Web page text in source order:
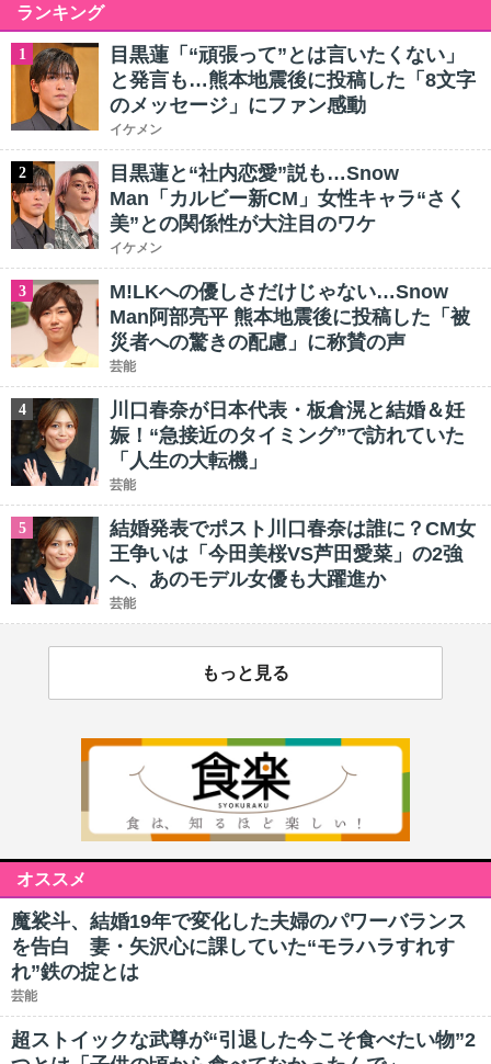
ランキング
1
目黒蓮「“頑張って”とは言いたくない」
と発言も…熊本地震後に投稿した「8文字
のメッセージ」にファン感動
イケメン
2
目黒蓮と“社内恋愛”説も…Snow
Man「カルビー新CM」女性キャラ“さく
美”との関係性が大注目のワケ
イケメン
3
M!LKへの優しさだけじゃない…Snow
Man阿部亮平 熊本地震後に投稿した「被
災者への驚きの配慮」に称賛の声
芸能
4
川口春奈が日本代表・板倉滉と結婚＆妊
娠！“急接近のタイミング”で訪れていた
「人生の大転機」
芸能
5
結婚発表でポスト川口春奈は誰に？CM女
王争いは「今田美桜VS芦田愛菜」の2強
へ、あのモデル女優も大躍進か
芸能
もっと見る
オススメ
魔裟斗、結婚19年で変化した夫婦のパワーバランス
を告白 妻・矢沢心に課していた“モラハラすれす
れ”鉄の掟とは
芸能
超ストイックな武尊が“引退した今こそ食べたい物”2